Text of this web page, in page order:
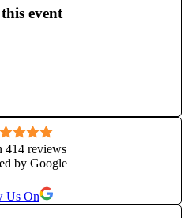
și spirituală. Cu traineri locali
event
414 reviews
Us On